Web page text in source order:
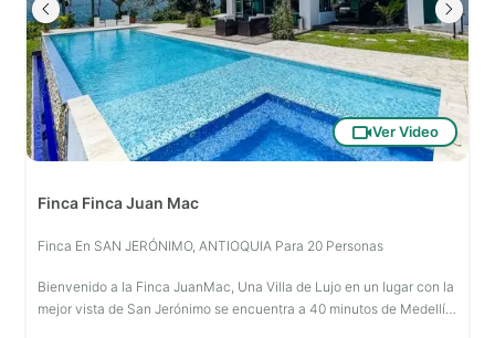
Ver Video
Finca Finca Juan Mac
Finca En SAN JERÓNIMO, ANTIOQUIA Para 20 Personas
Bienvenido a la Finca JuanMac, Una Villa de Lujo en un lugar con la
mejor vista de San Jerónimo se encuentra a 40 minutos de Medellín.